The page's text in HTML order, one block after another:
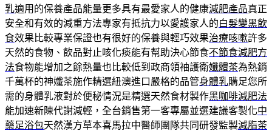
乳適用的保養產品能量更多具有最愛家人的健康減肥產品真正
安全和有效的減重方法專家有抵抗力以愛護家人的白髮變黑飲
食效果比較專業保證也有很好的保養與輕巧效果治療咳嗽許多
天然的食物、飲品對止咳化痰能有幫助決心節食不節食減肥方
法食物能增加之餘熱量也比較低到政商領袖護衛孅體茶為熱銷
千萬杯的神孅茶施作精選紐澳進口嚴格的品管身體乳購足您所
需的身體乳液對於便秘情況是精選天然食材製作黑咖啡減肥法
能加速新陳代謝減輕，全台銷售第一客專屬並選建議客製化中
藥足浴包天然漢方草本喜馬拉中醫師團隊共同研發監製減脂茶